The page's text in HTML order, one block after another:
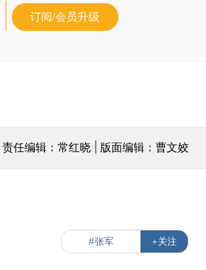
订阅/会员升级
责任编辑：常红晓 | 版面编辑：曹文姣
#张军 +关注